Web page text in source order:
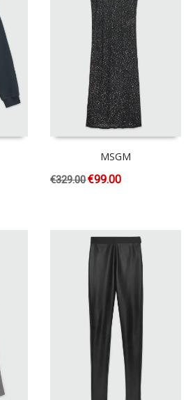
MSGM
€329.00€99.00